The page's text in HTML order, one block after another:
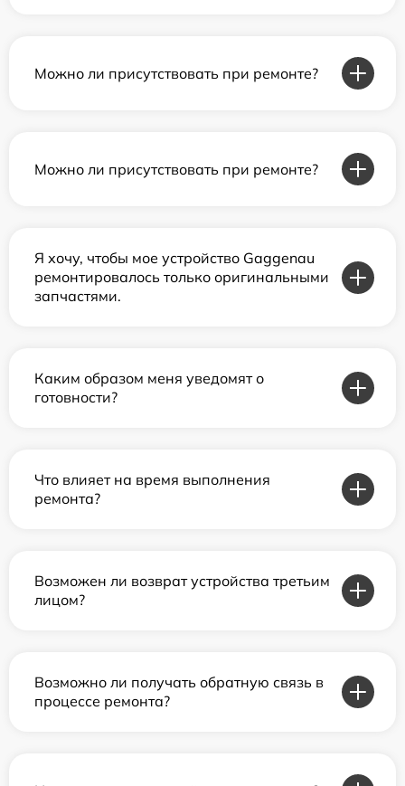
Можно ли присутствовать при ремонте?
Можно ли присутствовать при ремонте?
Я хочу, чтобы мое устройство Gaggenau
ремонтировалось только оригинальными
запчастями.
Каким образом меня уведомят о
готовности?
Что влияет на время выполнения
ремонта?
Возможен ли возврат устройства третьим
лицом?
Возможно ли получать обратную связь в
процессе ремонта?